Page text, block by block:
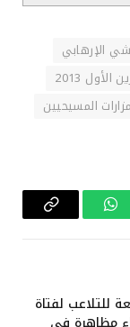
الإرهابي
الأول 2013
مزارات المسيحيين
واتساب Copy
للتلاعب لفتاة